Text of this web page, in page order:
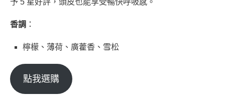
香調 ：
檸檬、薄荷、廣藿香、雪松
點我選購